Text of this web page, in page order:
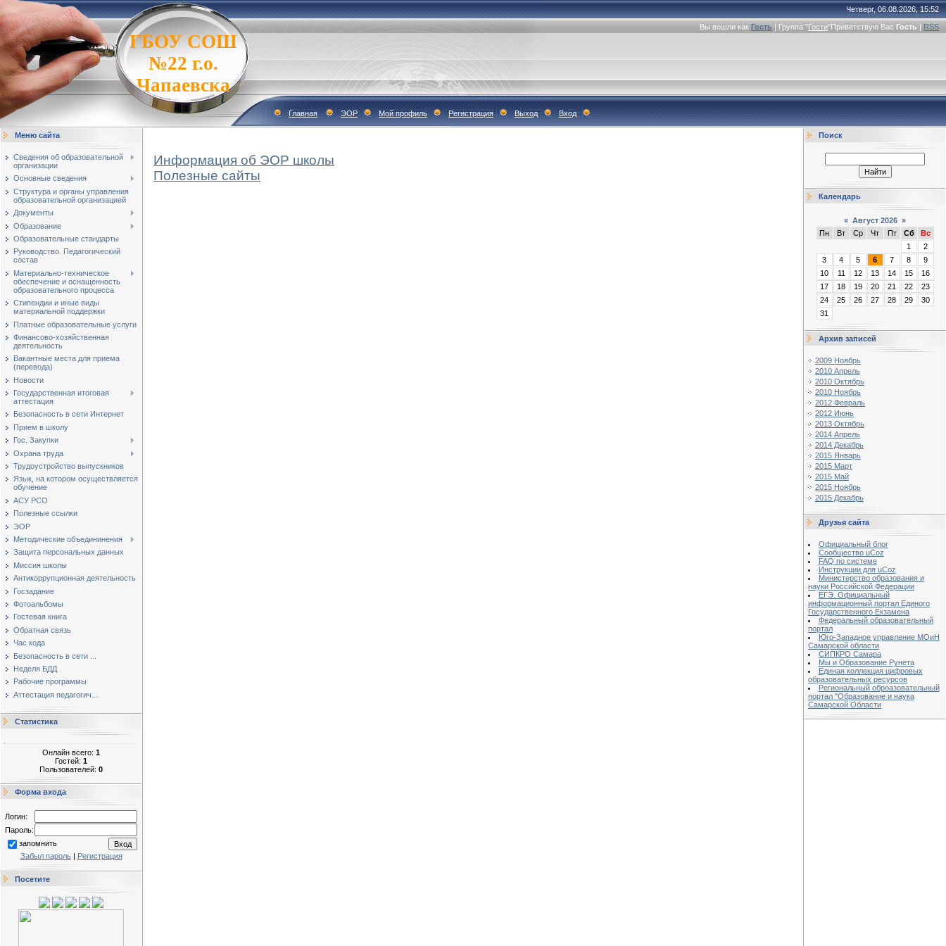
ГБОУ СОШ
№22 г.о.
Чапаевска
Четверг, 06.08.2026, 15:52
Вы вошли как Гость | Группа "Гости"Приветствую Вас Гость | RSS
Главная ЭОР Мой профиль Регистрация Выход Вход
Меню сайта
Сведения об образовательной
организации
Основные сведения
Структура и органы управления
образовательной организацией
Документы
Образование
Образовательные стандарты
Руководство. Педагогический
состав
Материально-техническое
обеспечение и оснащенность
образовательного процесса
Стипендии и иные виды
материальной поддержки
Платные образовательные услуги
Финансово-хозяйственная
деятельность
Вакантные места для приема
(перевода)
Новости
Государственная итоговая
аттестация
Безопасность в сети Интернет
Прием в школу
Гос. Закупки
Охрана труда
Трудоустройство выпускников
Язык, на котором осуществляется
обучение
АСУ РСО
Полезные ссылки
ЭОР
Методические объедининения
Защита персональных данных
Миссия школы
Антикоррупционная деятельность
Госзадание
Фотоальбомы
Гостевая книга
Обратная связь
Час кода
Безопасность в сети ...
Неделя БДД
Рабочие программы
Аттестация педагогич...
Статистика
Онлайн всего: 1
Гостей: 1
Пользователей: 0
Форма входа
Логин:
Пароль:
запомнить
Забыл пароль| Регистрация
Посетите
Информация об ЭОР школы
Полезные сайты
Поиск
Календарь
« Август 2026 »
Пн
Вт Ср Чт Пт Сб
Вс
1
2
3
4 5 6 7 8
9
10
11 12 13 14 15
16
17
18 19 20 21 22
23
24
25 26 27 28 29
30
31
Архив записей
2009 Ноябрь
2010 Апрель
2010 Октябрь
2010 Ноябрь
2012 Февраль
2012 Июнь
2013 Октябрь
2014 Апрель
2014 Декабрь
2015 Январь
2015 Март
2015 Май
2015 Ноябрь
2015 Декабрь
Друзья сайта
Официальный блог
Сообщество uCoz
FAQ по системе
Инструкции для uCoz
Министерство образования и
науки Российской Федерации
ЕГЭ. Официальный
информационный портал Единого
Государственного Екзамена
Федеральный образовательный
портал
Юго-Западное управление МОиН
Самарской области
СИПКРО Самара
Мы и Образование Рунета
Единая коллекция цифровых
образовательных ресурсов
Региональный оброазовательный
портал "Образование и наука
Самарской Области